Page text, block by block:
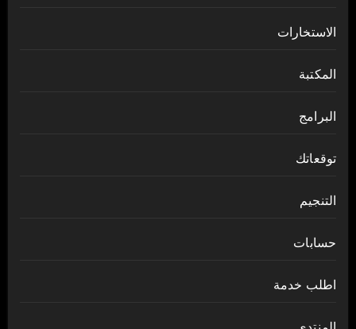
الاستخارات
المكتبة
البرامج
توقعاتك
التنجيم
حسابات
اطلب خدمة